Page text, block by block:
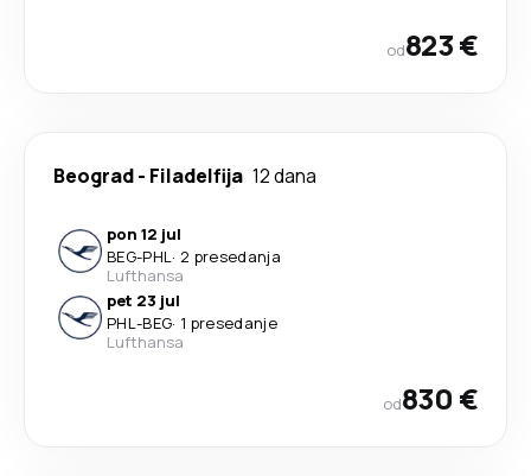
od823 €
Beograd- Filadelfija 12 dana
pon 12 jul
BEG-PHL· 2 presedanja
Lufthansa
pet 23 jul
PHL-BEG· 1 presedanje
Lufthansa
od830 €